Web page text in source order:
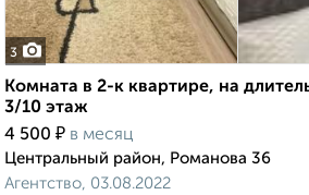
3
Комната в 2-к квартире, на
3/10 этаж
4 500 ₽ в месяц
Центральный район, Романова 36
Агентство, 03.08.2022